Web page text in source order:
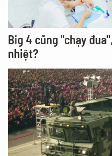
Big 4 cũng "chạy
nhiệt?